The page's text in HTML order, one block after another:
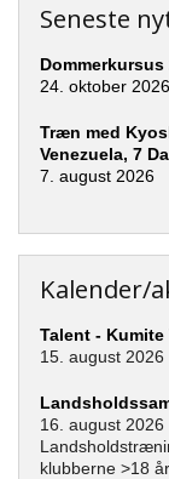
Seneste
Dommerkursus
24. oktober 2026
Træn med
Venezuela, 7
7. august 2026
Kalender/
Talent - Kumite
15. august 2026
16. august 2026
klubberne >18